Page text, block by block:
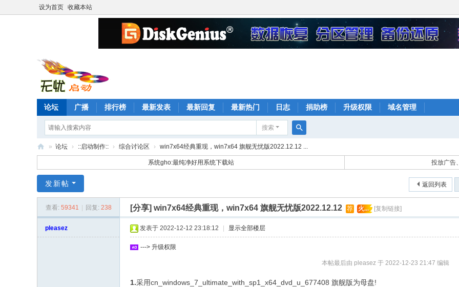
设为首页 收藏本站
论坛 广播 排行榜 最新发表 最新回复 最新热门 日志 捐助榜 升级权限 域名管理
搜索
搜
索
忧
启
论
坛
» 论坛 › ::启动制作:: › 综合讨论区 › win7x64经典重现，win7x64 旗舰无忧版2022.12.12 ...
系统gho:最纯净好用系统下载站 投放广告
返回列表
发新帖
查看: 59341 回复: 238 [分享] win7x64经典重现，win7x64 旗舰无忧版2022.12.12 荐 火... [复制链接]
pleasez 发表于 2022-12-12 23:18:12 显示全部楼层
---> 升级权限
本帖最后由 pleasez 于 2022-12-23 21:47 编辑
1.采用cn_windows_7_ultimate_with_sp1_x64_dvd_u_677408 旗舰版为母盘!